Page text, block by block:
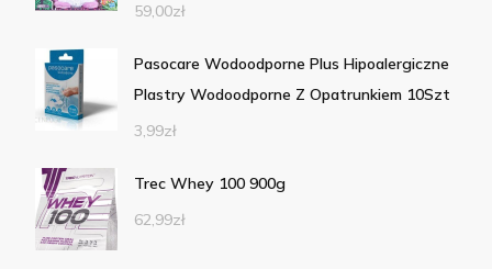
59,00zł
Pasocare Wodoodporne Plus Hipoalergiczne
Plastry Wodoodporne Z Opatrunkiem 10Szt
3,99zł
Trec Whey 100 900g
62,99zł